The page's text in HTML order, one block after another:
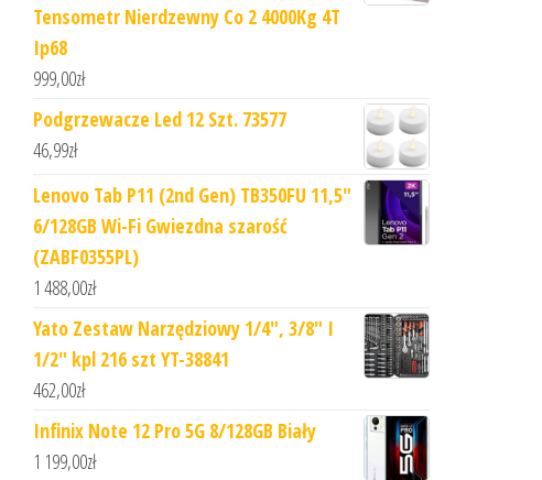
Tensometr Nierdzewny Co 2 4000Kg 4T
Ip68
999,00zł
Podgrzewacze Led 12 Szt. 73577
46,99zł
Lenovo Tab P11 (2nd Gen) TB350FU 11,5"
6/128GB Wi-Fi Gwiezdna szarość
(ZABF0355PL)
1 488,00zł
Yato Zestaw Narzędziowy 1/4", 3/8" I
1/2" kpl 216 szt YT-38841
462,00zł
Infinix Note 12 Pro 5G 8/128GB Biały
1 199,00zł